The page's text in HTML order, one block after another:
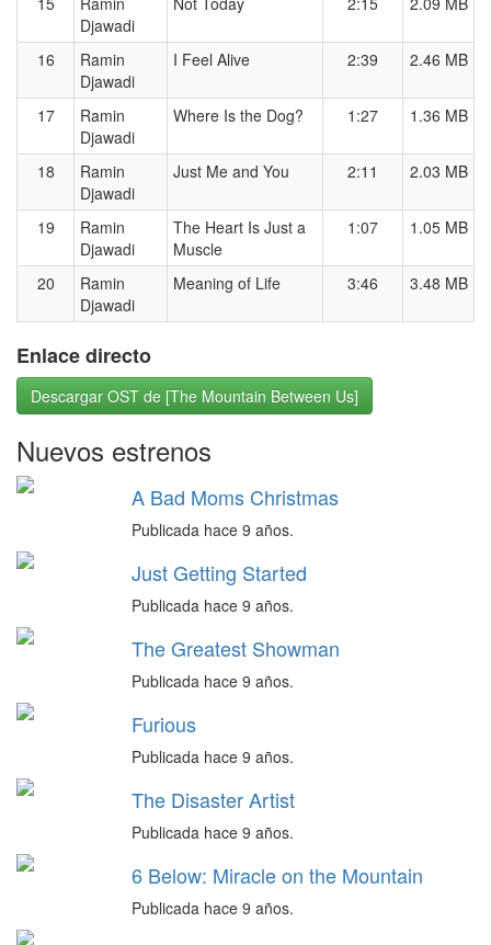
Djawadi
16
Ramin
Djawadi
I Feel Alive 2:39 2.46 MB
17
Ramin
Djawadi
Where Is the Dog? 1:27 1.36 MB
18
Ramin
Djawadi
Just Me and You 2:11 2.03 MB
19
Ramin
Djawadi
The Heart Is Just a
Muscle
1:07 1.05 MB
20
Ramin
Djawadi
Meaning of Life 3:46 3.48 MB
Enlace directo
Descargar OST de [The Mountain Between Us]
Nuevos estrenos
A Bad Moms Christmas
Publicada hace 9 años.
Just Getting Started
Publicada hace 9 años.
The Greatest Showman
Publicada hace 9 años.
Furious
Publicada hace 9 años.
The Disaster Artist
Publicada hace 9 años.
6 Below: Miracle on the Mountain
Publicada hace 9 años.